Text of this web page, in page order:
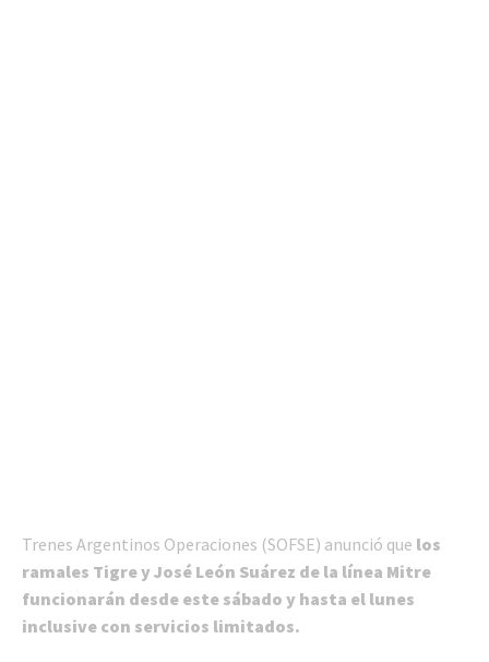
Trenes Argentinos Operaciones (SOFSE) anunció que los
ramales Tigre y José León Suárez de la línea Mitre
funcionarán desde este sábado y hasta el lunes
inclusive con servicios limitados.